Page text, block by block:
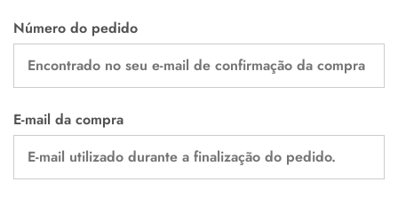
Número do pedido
E-mail da compra